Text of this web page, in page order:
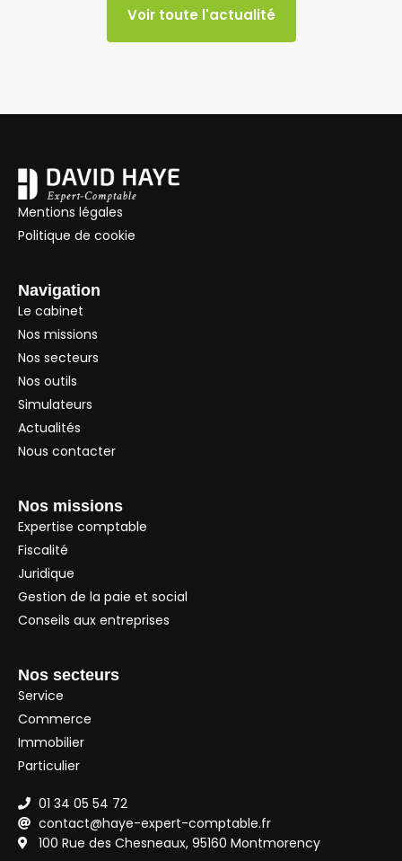
Voir toute l'actualité
Mentions légales
Politique de cookie
Navigation
Le cabinet
Nos missions
Nos secteurs
Nos outils
Simulateurs
Actualités
Nous contacter
Nos missions
Expertise comptable
Fiscalité
Juridique
Gestion de la paie et social
Conseils aux entreprises
Nos secteurs
Service
Commerce
Immobilier
Particulier
01 34 05 54 72
contact@haye-expert-comptable.fr
100 Rue des Chesneaux, 95160 Montmorency